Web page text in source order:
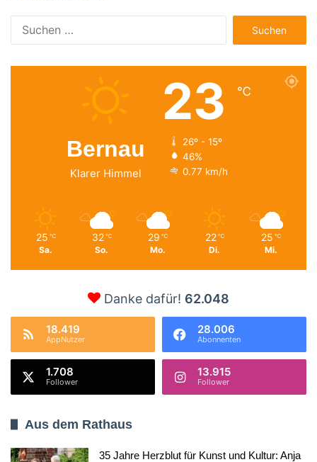
nach:
Bernau
Klarer Himmel
23 ℃
26º - 15º
46%
0.77 km/h
25 ℃
Sa.
32 ℃
So.
29 ℃
Mo.
22 ℃
Di.
25 ℃
Mi.
Danke dafür! 62.048
18.419
AppNutzer
28.006
Abonnenten
1.708
Follower
13.915
Follower
Aus dem Rathaus
35 Jahre Herzblut für Kunst und Kultur: Anja